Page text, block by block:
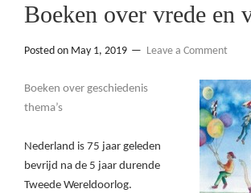
Boeken over vrede en
Posted on May 1, 2019 Leave a Comment
Boeken over geschiedenis
thema’s
Nederland is 75 jaar geleden
bevrijd na de 5 jaar durende
Tweede Wereldoorlog.